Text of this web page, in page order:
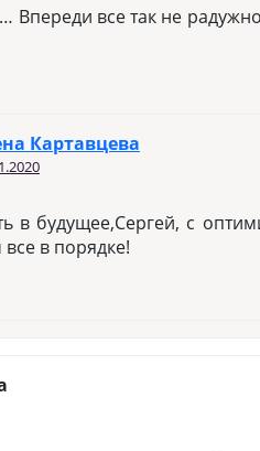
все так не
Картавцева
в будущее,Сергей, с
в порядке!